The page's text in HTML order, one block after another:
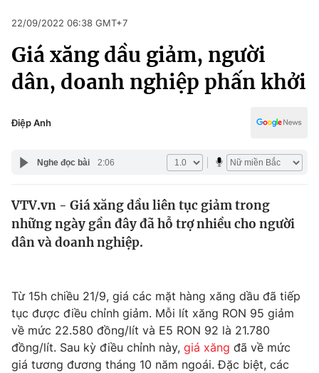
Chuyên mục
Chính trị
Pháp luật
Thế giới
Thế giới đó đây
Câu chuyện quốc tế
Tài chính
Thị trường
Góc doanh nghiệp
Dữ liệu và đời sống
Truyền hình
Pháp luật
Kinh tế
Thể thao
Truyền hình
Y tế
Công nghệ
22/09/2022 06:38 GMT+7
Giá xăng dầu giảm, người
dân, doanh nghiệp phấn khởi
Điệp Anh
Nghe đọc bài 2:06
VTV.vn - Giá xăng dầu liên tục giảm trong
những ngày gần đây đã hỗ trợ nhiều cho người
dân và doanh nghiệp.
Từ 15h chiều 21/9, giá các mặt hàng xăng dầu đã tiếp
tục được điều chỉnh giảm. Mỗi lít xăng RON 95 giảm
về mức 22.580 đồng/lít và E5 RON 92 là 21.780
đồng/lít. Sau kỳ điều chỉnh này, giá xăng đã về mức
giá tương đương tháng 10 năm ngoái. Đặc biệt, các